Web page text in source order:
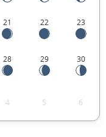
21 22 23
28 29 30
4 5 6